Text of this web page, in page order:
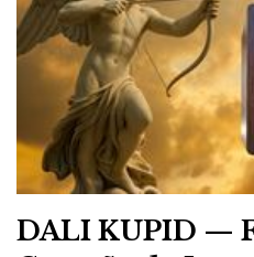
DALI KUPID —